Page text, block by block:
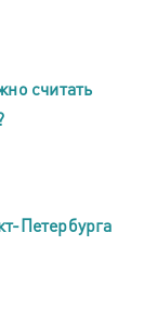
считать
Петербурга